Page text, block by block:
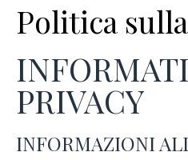
Politica
PRIVACY
INFORMAZIONI